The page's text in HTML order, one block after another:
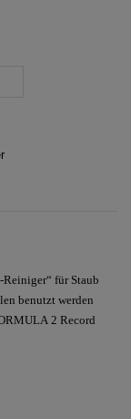
für Staub
benutzt werden
2 Record